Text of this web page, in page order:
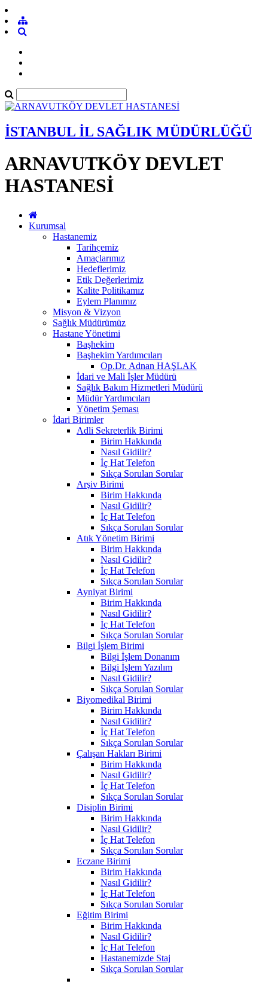
İSTANBUL İL SAĞLIK MÜDÜRLÜĞÜ
ARNAVUTKÖY DEVLET
HASTANESİ
Kurumsal
Hastanemiz
Tarihçemiz
Amaçlarımız
Hedeflerimiz
Etik Değerlerimiz
Kalite Politikamız
Eylem Planımız
Misyon & Vizyon
Sağlık Müdürümüz
Hastane Yönetimi
Başhekim
Başhekim Yardımcıları
Op.Dr. Adnan HAŞLAK
İdari ve Mali İşler Müdürü
Sağlık Bakım Hizmetleri Müdürü
Müdür Yardımcıları
Yönetim Şeması
İdari Birimler
Adli Sekreterlik Birimi
Birim Hakkında
Nasıl Gidilir?
İç Hat Telefon
Sıkça Sorulan Sorular
Arşiv Birimi
Birim Hakkında
Nasıl Gidilir?
İç Hat Telefon
Sıkça Sorulan Sorular
Atık Yönetim Birimi
Birim Hakkında
Nasıl Gidilir?
İç Hat Telefon
Sıkça Sorulan Sorular
Ayniyat Birimi
Birim Hakkında
Nasıl Gidilir?
İç Hat Telefon
Sıkça Sorulan Sorular
Bilgi İşlem Birimi
Bilgi İşlem Donanım
Bilgi İşlem Yazılım
Nasıl Gidilir?
Sıkça Sorulan Sorular
Biyomedikal Birimi
Birim Hakkında
Nasıl Gidilir?
İç Hat Telefon
Sıkça Sorulan Sorular
Çalışan Hakları Birimi
Birim Hakkında
Nasıl Gidilir?
İç Hat Telefon
Sıkça Sorulan Sorular
Disiplin Birimi
Birim Hakkında
Nasıl Gidilir?
İç Hat Telefon
Sıkça Sorulan Sorular
Eczane Birimi
Birim Hakkında
Nasıl Gidilir?
İç Hat Telefon
Sıkça Sorulan Sorular
Eğitim Birimi
Birim Hakkında
Nasıl Gidilir?
İç Hat Telefon
Hastanemizde Staj
Sıkça Sorulan Sorular